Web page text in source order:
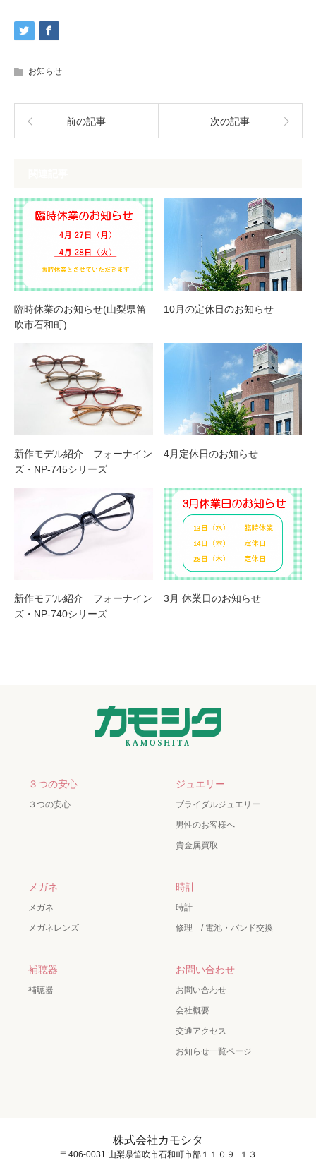
お知らせ
前の記事 次の記事
臨時休業のお知らせ(山梨県笛
吹市石和町)
10月の定休日のお知らせ
新作モデル紹介 フォーナイン
ズ・NP-745シリーズ
4月定休日のお知らせ
新作モデル紹介 フォーナイン
ズ・NP-740シリーズ
3月 休業日のお知らせ
３つの安心
３つの安心
ジュエリー
ブライダルジュエリー
男性のお客様へ
貴金属買取
メガネ
メガネ
メガネレンズ
時計
時計
修理 / 電池・バンド交換
補聴器
補聴器
お問い合わせ
お問い合わせ
会社概要
交通アクセス
お知らせ一覧ページ
株式会社カモシタ
〒406-0031 山梨県笛吹市石和町市部１１０９−１３